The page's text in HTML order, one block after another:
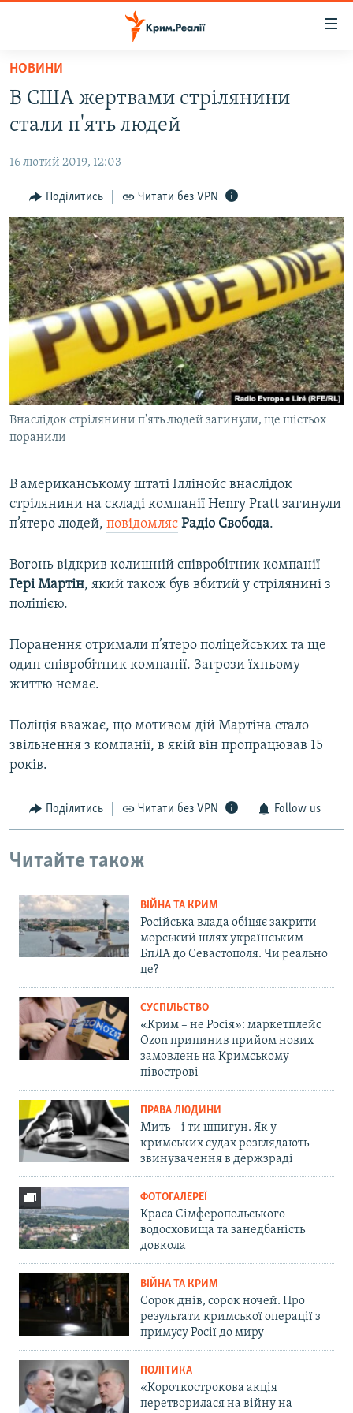
Перейти
основного
матеріалу
до
навігації
Перейти
до
пошуку
ВОДА.КРИМ
ПОЛІТИКА
БЛОГИ
ПОГЛЯД
ІНТЕРВ'Ю
ВСЕ ЗА ДЕНЬ
СПЕЦПРОЕКТИ
ДЕПОРТАЦІЯ
ВІДЕОУРОКИ «ELIFBE»
СВІДЧЕННЯ ОКУПАЦІЇ
УКРАЇНСЬКА ПРОБЛЕМА КРИМУ
ЯК ОБІЙТИ БЛОКУВАННЯ
Русский
Qırımtatar
Усі сайти RFE/RL
НОВИНИ
В США жертвами стрілянини
стали п'ять людей
16 лютий 2019, 12:03
Поділитись Читати без VPN
Внаслідок стрілянини п'ять людей загинули, ще шістьох
поранили
В американському штаті Іллінойс внаслідок
стрілянини на складі компанії Henry Pratt загинули
п’ятеро людей, повідомляє Радіо Свобода.
Вогонь відкрив колишній співробітник компанії
Гері Мартін, який також був вбитий у стрілянині з
поліцією.
Поранення отримали п’ятеро поліцейських та ще
один співробітник компанії. Загрози їхньому
життю немає.
Поліція вважає, що мотивом дій Мартіна стало
звільнення з компанії, в якій він пропрацював 15
років.
Поділитись Читати без VPN Follow us
Читайте також
ВІЙНА ТА КРИМ
Російська влада обіцяє закрити
морський шлях українським
БпЛА до Севастополя. Чи реально
це?
СУСПІЛЬСТВО
«Крим – не Росія»: маркетплейс
Ozon припинив прийом нових
замовлень на Кримському
півострові
ПРАВА ЛЮДИНИ
Мить – і ти шпигун. Як у
кримських судах розглядають
звинувачення в держзраді
ФОТОГАЛЕРЕЇ
Краса Сімферопольського
водосховища та занедбаність
довкола
ВІЙНА ТА КРИМ
Сорок днів, сорок ночей. Про
результати кримської операції з
примусу Росії до миру
ПОЛІТИКА
«Короткострокова акція
перетворилася на війну на